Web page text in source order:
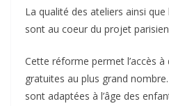
La qualité des ateliers ainsi
sont au coeur du projet
Cette réforme permet l’accès
gratuites au plus grand
sont adaptées à l’âge des